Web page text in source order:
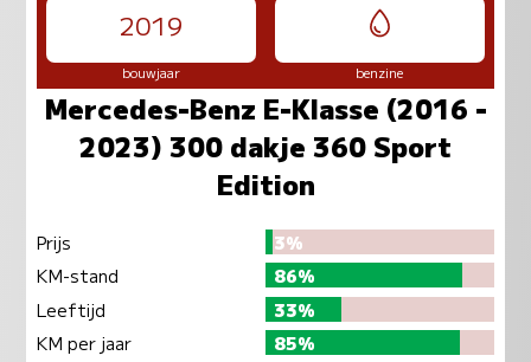
2019
bouwjaar benzine
Mercedes-Benz E-Klasse (2016 -
2023) 300 dakje 360 Sport
Edition
Prijs
3%
KM-stand
86%
Leeftijd
33%
KM per jaar
85%